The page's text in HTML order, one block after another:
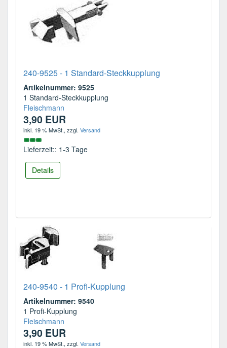
240-9525 - 1 Standard-Steckkupplung
Artikelnummer: 9525
1 Standard-Steckkupplung
Fleischmann
3,90 EUR
inkl. 19 % MwSt., zzgl. Versand
Lieferzeit:: 1-3 Tage
Details
240-9540 - 1 Profi-Kupplung
Artikelnummer: 9540
1 Profi-Kupplung
Fleischmann
3,90 EUR
inkl. 19 % MwSt., zzgl. Versand